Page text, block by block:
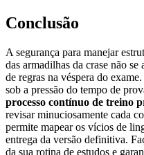
Conclusão
A segurança para manejar
das armadilhas da crase não
de regras na véspera do
sob a pressão do tempo de
processo contínuo de treino
revisar minuciosamente cada
permite mapear os vícios de
entrega da versão definitiva.
da sua rotina de estudos e